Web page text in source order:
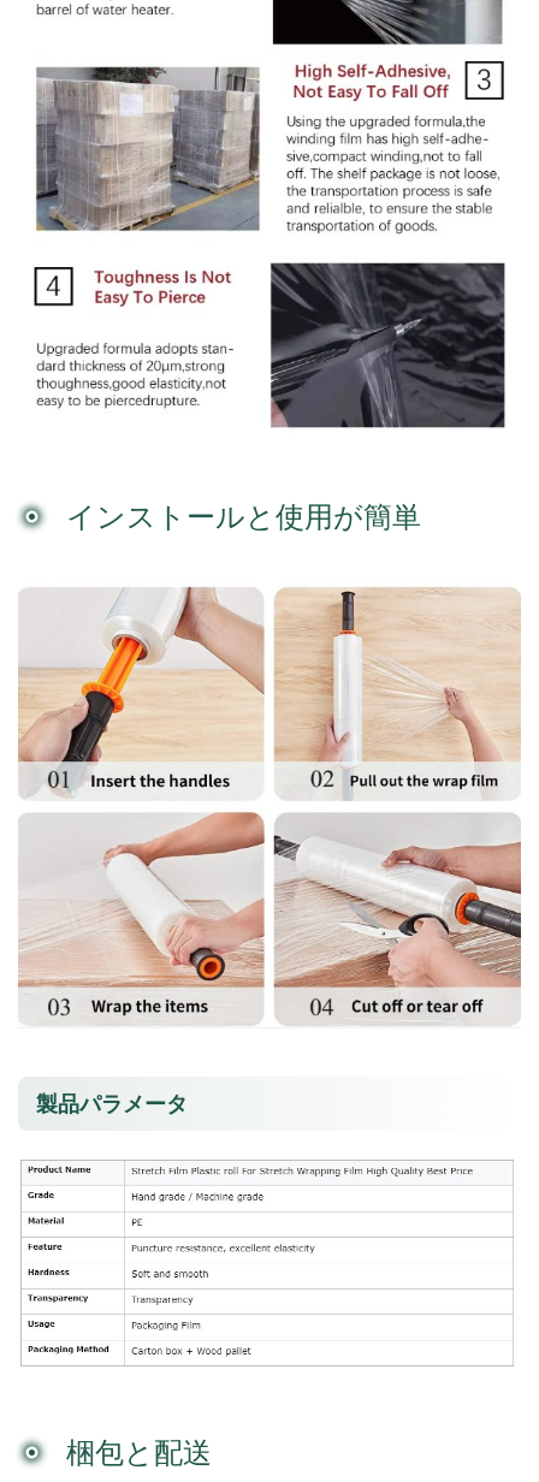
インストールと使用が簡単
製品パラメータ
梱包と配送